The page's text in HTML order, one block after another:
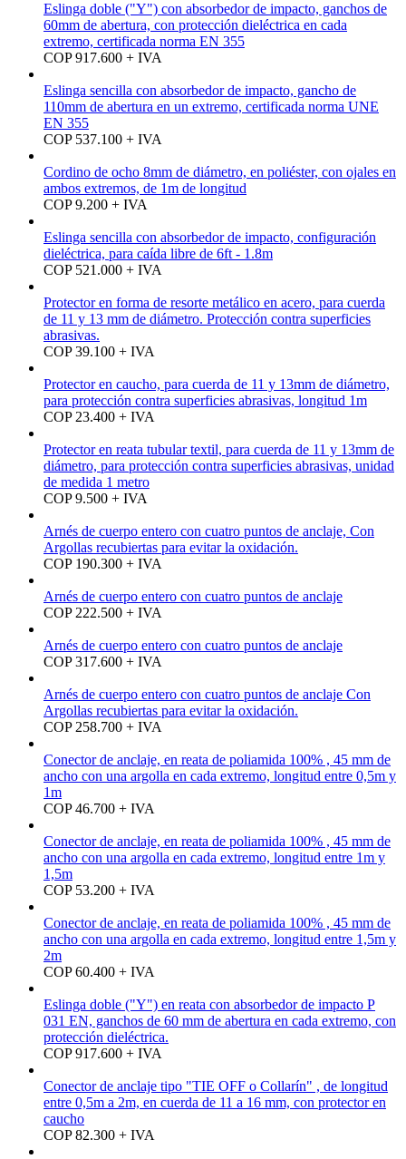
Eslinga doble ("Y") con absorbedor de impacto, ganchos de
60mm de abertura, con protección dieléctrica en cada
extremo, certificada norma EN 355
COP 917.600 + IVA
Eslinga sencilla con absorbedor de impacto, gancho de
110mm de abertura en un extremo, certificada norma UNE
EN 355
COP 537.100 + IVA
Cordino de ocho 8mm de diámetro, en poliéster, con ojales en
ambos extremos, de 1m de longitud
COP 9.200 + IVA
Eslinga sencilla con absorbedor de impacto, configuración
dieléctrica, para caída libre de 6ft - 1.8m
COP 521.000 + IVA
Protector en forma de resorte metálico en acero, para cuerda
de 11 y 13 mm de diámetro. Protección contra superficies
abrasivas.
COP 39.100 + IVA
Protector en caucho, para cuerda de 11 y 13mm de diámetro,
para protección contra superficies abrasivas, longitud 1m
COP 23.400 + IVA
Protector en reata tubular textil, para cuerda de 11 y 13mm de
diámetro, para protección contra superficies abrasivas, unidad
de medida 1 metro
COP 9.500 + IVA
Arnés de cuerpo entero con cuatro puntos de anclaje, Con
Argollas recubiertas para evitar la oxidación.
COP 190.300 + IVA
Arnés de cuerpo entero con cuatro puntos de anclaje
COP 222.500 + IVA
Arnés de cuerpo entero con cuatro puntos de anclaje
COP 317.600 + IVA
Arnés de cuerpo entero con cuatro puntos de anclaje Con
Argollas recubiertas para evitar la oxidación.
COP 258.700 + IVA
Conector de anclaje, en reata de poliamida 100% , 45 mm de
ancho con una argolla en cada extremo, longitud entre 0,5m y
1m
COP 46.700 + IVA
Conector de anclaje, en reata de poliamida 100% , 45 mm de
ancho con una argolla en cada extremo, longitud entre 1m y
1,5m
COP 53.200 + IVA
Conector de anclaje, en reata de poliamida 100% , 45 mm de
ancho con una argolla en cada extremo, longitud entre 1,5m y
2m
COP 60.400 + IVA
Eslinga doble ("Y") en reata con absorbedor de impacto P
031 EN, ganchos de 60 mm de abertura en cada extremo, con
protección dieléctrica.
COP 917.600 + IVA
Conector de anclaje tipo "TIE OFF o Collarín" , de longitud
entre 0,5m a 2m, en cuerda de 11 a 16 mm, con protector en
caucho
COP 82.300 + IVA